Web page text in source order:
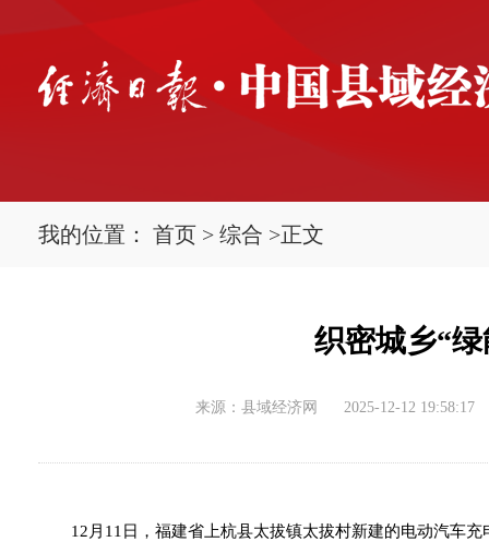
我的位置： 首页 > 综合 >正文
织密城乡“
来源：县域经济网 2025-12-12 19:58:17
12月11日，福建省上杭县太拔镇太拔村新建的电动汽车